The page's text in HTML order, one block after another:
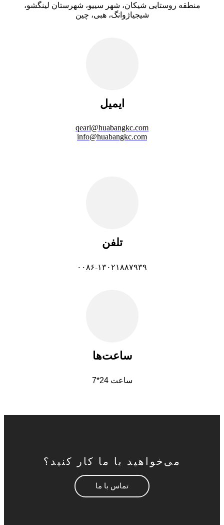
منطقه روستایی شیکان، شهر سییو، شهرستان لینگشو،
شیجیاژوانگ، هبی، چین
ایمیل
qearl@huabangkc.com
info@huabangkc.com
تلفن
۰۰۸۶-۱۳۰۲۱۸۸۷۹۳۹
ساعت‌ها
7*24 ساعت
می‌خواهید با ما کار کنید؟
تماس با ما